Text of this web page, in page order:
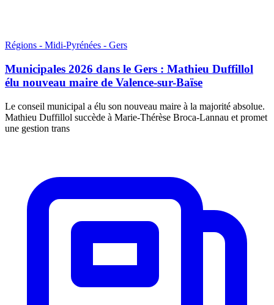
Régions - Midi-Pyrénées - Gers
Municipales 2026 dans le Gers : Mathieu Duffillol
élu nouveau maire de Valence-sur-Baïse
Le conseil municipal a élu son nouveau maire à la majorité absolue.
Mathieu Duffillol succède à Marie-Thérèse Broca-Lannau et promet
une gestion trans